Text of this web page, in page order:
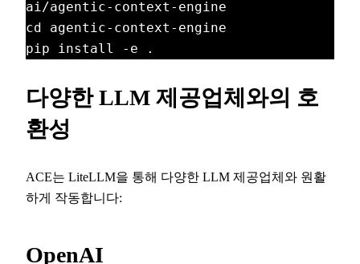
ai/agentic-context-engine
cd agentic-context-engine
pip install -e .
다양한 LLM 제공업체와의 호
환성
ACE는 LiteLLM을 통해 다양한 LLM 제공업체와 원활
하게 작동합니다:
OpenAI